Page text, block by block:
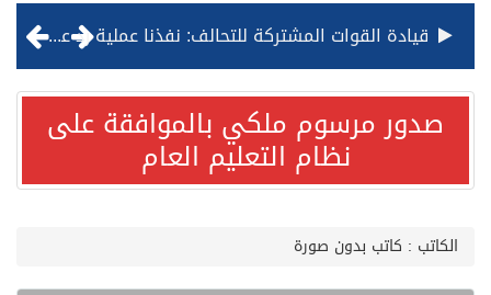
قيادة القوات المشتركة للتحالف: نفذنا عملية رد عسكري متناسبة لأهداف عسكرية مشروعة تابعة للمليشيا الحوثية الإرهابية في محافظة الحديدة
مصدر مسؤول بالهيئة العامة للنقل: استهداف السفينة السعودية NCC MASA خلال إبحارها في البحر الأحمر نتج عنه إصابة طفيفة في بدنها صدور مرسوم ملكي بالموافقة على
نظام التعليم العام
الكاتب : كاتب بدون صورة